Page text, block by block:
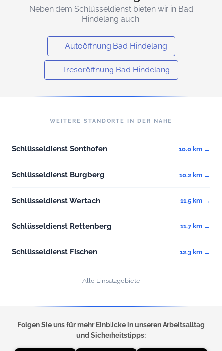
Neben dem Schlüsseldienst bieten wir in Bad
Hindelang auch:
Autoöffnung Bad Hindelang
Tresoröffnung Bad Hindelang
WEITERE STANDORTE IN DER NÄHE
Schlüsseldienst Sonthofen 10.0 km →
Schlüsseldienst Burgberg 10.2 km →
Schlüsseldienst Wertach 11.5 km →
Schlüsseldienst Rettenberg 11.7 km →
Schlüsseldienst Fischen 12.3 km →
Alle Einsatzgebiete
Folgen Sie uns für mehr Einblicke in unseren Arbeitsalltag
und Sicherheitstipps: